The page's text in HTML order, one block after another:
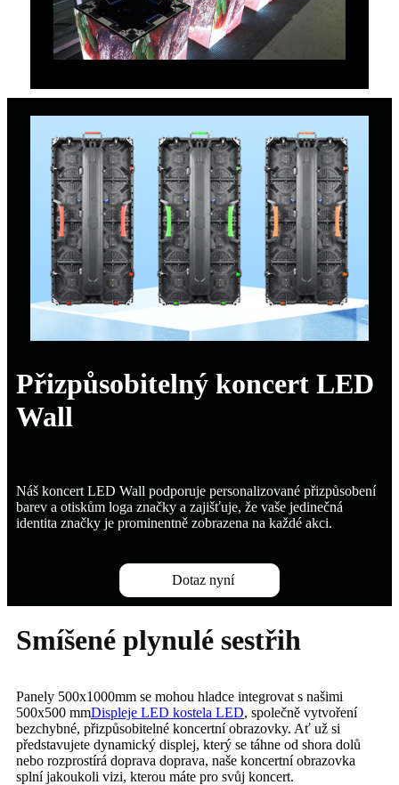
Přizpůsobitelný koncert LED
Wall
Náš koncert LED Wall podporuje personalizované přizpůsobení
barev a otiskům loga značky a zajišťuje, že vaše jedinečná
identita značky je prominentně zobrazena na každé akci.
Dotaz nyní
Smíšené plynulé sestřih
Panely 500x1000mm se mohou hladce integrovat s našimi
500x500 mmDispleje LED kostela LED, společně vytvoření
bezchybné, přizpůsobitelné koncertní obrazovky. Ať už si
představujete dynamický displej, který se táhne od shora dolů
nebo rozprostírá doprava doprava, naše koncertní obrazovka
splní jakoukoli vizi, kterou máte pro svůj koncert.